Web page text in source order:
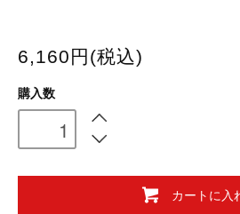
6,160円(税込)
購入数
カートに入